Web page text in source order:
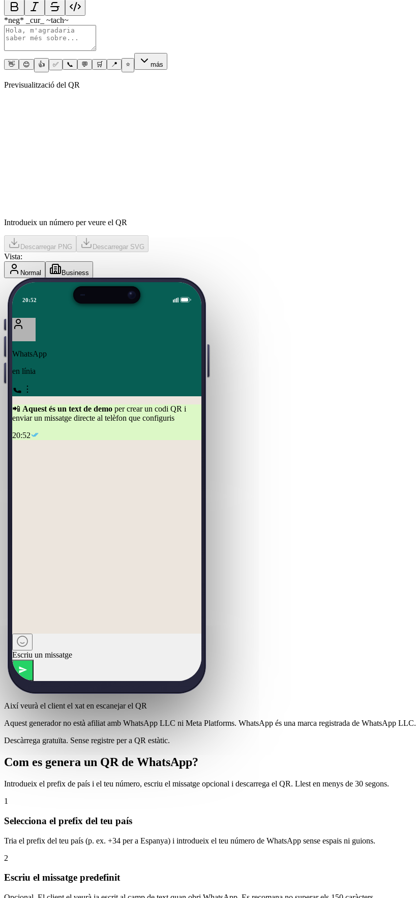
*neg* _cur_ ~tach~
👋 😊 👍 ✅ 📞 💬 🛒 📍 ⭐ más
Previsualització del QR
Introdueix un número per veure el QR
Descarregar PNG Descarregar SVG
Vista:
Normal Business
20:52
WhatsApp
en línia
📲 Aquest és un text de demo per crear un codi QR i
enviar un missatge directe al telèfon que configuris
20:52
Escriu un missatge
Així veurà el client el xat en escanejar el QR
Aquest generador no està afiliat amb WhatsApp LLC ni Meta Platforms. WhatsApp és una marca registrada de WhatsApp LLC.
Descàrrega gratuïta. Sense registre per a QR estàtic.
Com es genera un QR de WhatsApp?
Introdueix el prefix de país i el teu número, escriu el missatge opcional i descarrega el QR. Llest en menys de 30 segons.
1
Selecciona el prefix del teu país
Tria el prefix del teu país (p. ex. +34 per a Espanya) i introdueix el teu número de WhatsApp sense espais ni guions.
2
Escriu el missatge predefinit